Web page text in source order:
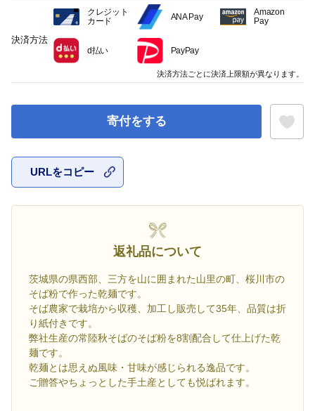
寄付をする
URLをコピー
返礼品について
茨城県の県西部、三方を山に囲まれた山里の町、桜川市の
そば粉で作った乾麺です。
そば農家で栽培から収穫、加工し販売して35年、品質は折
り紙付きです。
弊社生産の常陸秋そばのそば粉を8割配合して仕上げた乾
麺です。
乾麺とは思えぬ風味・甘味が感じられる逸品です。
ご贈答やちょっとした手土産としても悦ばれます。
決済方法
クレジット
カード
ANA Pay
Amazon
Pay
d払い PayPay
決済方法ごとに決済上限額が異なります。